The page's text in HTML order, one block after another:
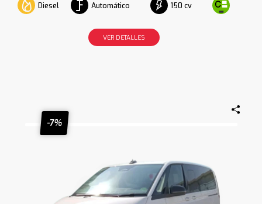
Diesel Automático 150 cv
VER DETALLES
-7%